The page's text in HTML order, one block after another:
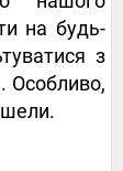
на будь-
з